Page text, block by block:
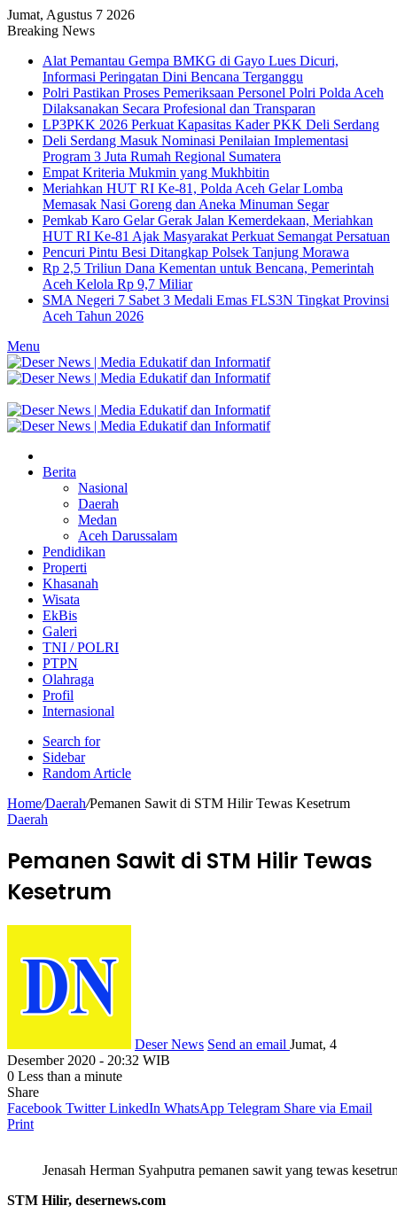
Jumat, Agustus 7 2026
Breaking News
Alat Pemantau Gempa BMKG di Gayo Lues Dicuri,
Informasi Peringatan Dini Bencana Terganggu
Polri Pastikan Proses Pemeriksaan Personel Polri Polda Aceh
Dilaksanakan Secara Profesional dan Transparan
LP3PKK 2026 Perkuat Kapasitas Kader PKK Deli Serdang
Deli Serdang Masuk Nominasi Penilaian Implementasi
Program 3 Juta Rumah Regional Sumatera
Empat Kriteria Mukmin yang Mukhbitin
Meriahkan HUT RI Ke-81, Polda Aceh Gelar Lomba
Memasak Nasi Goreng dan Aneka Minuman Segar
Pemkab Karo Gelar Gerak Jalan Kemerdekaan, Meriahkan
HUT RI Ke-81 Ajak Masyarakat Perkuat Semangat Persatuan
Pencuri Pintu Besi Ditangkap Polsek Tanjung Morawa
Rp 2,5 Triliun Dana Kementan untuk Bencana, Pemerintah
Aceh Kelola Rp 9,7 Miliar
SMA Negeri 7 Sabet 3 Medali Emas FLS3N Tingkat Provinsi
Aceh Tahun 2026
Menu
Berita
Nasional
Daerah
Medan
Aceh Darussalam
Pendidikan
Properti
Khasanah
Wisata
EkBis
Galeri
TNI / POLRI
PTPN
Olahraga
Profil
Internasional
Search for
Sidebar
Random Article
Home/Daerah/Pemanen Sawit di STM Hilir Tewas Kesetrum
Daerah
Pemanen Sawit di STM Hilir Tewas
Kesetrum
Deser News Send an email Jumat, 4
Desember 2020 - 20:32 WIB
0 Less than a minute
Share
Facebook Twitter LinkedIn WhatsApp Telegram Share via Email
Print
Jenasah Herman Syahputra pemanen sawit yang tewas
STM Hilir, desernews.com